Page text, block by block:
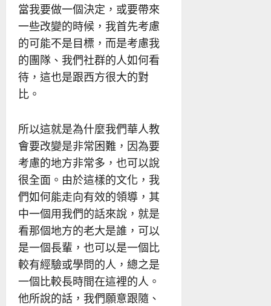
當我要做一個決定，或要帶來
一些改變的時候，我首先考慮
的可能不是目標，而是考慮我
的團隊、我們社群的人如何看
待，這也是跟西方很大的對
比。
所以這就是為什麼我們華人教
會要改變是非常困難，因為要
考慮的地方非常多，也可以說
很全面。由於這樣的文化，我
們如何能走向有效的領導，其
中一個用我們的話來說，就是
看那個地方的老大是誰，可以
是一個長輩，也可以是一個比
較有經驗或學問的人，總之是
一個比較長時間在這裡的人。
他所說的話，我們願意跟隨、